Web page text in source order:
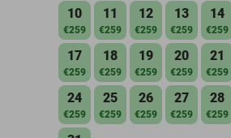
10
€259
11
€259
12
€259
13
€259
14
€259
17
€259
18
€259
19
€259
20
€259
21
€259
24
€259
25
€259
26
€259
27
€259
28
€259